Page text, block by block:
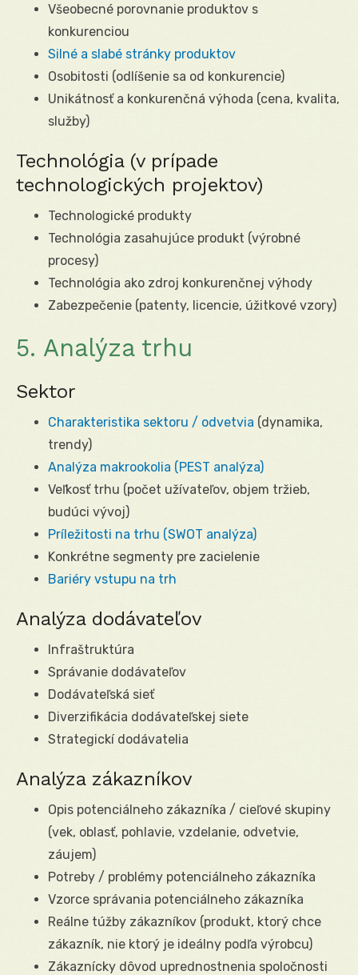
Všeobecné porovnanie produktov s
konkurenciou
Silné a slabé stránky produktov
Osobitosti (odlíšenie sa od konkurencie)
Unikátnosť a konkurenčná výhoda (cena, kvalita,
služby)
Technológia (v prípade
technologických projektov)
Technologické produkty
Technológia zasahujúce produkt (výrobné
procesy)
Technológia ako zdroj konkurenčnej výhody
Zabezpečenie (patenty, licencie, úžitkové vzory)
5. Analýza trhu
Sektor
Charakteristika sektoru / odvetvia (dynamika,
trendy)
Analýza makrookolia (PEST analýza)
Veľkosť trhu (počet užívateľov, objem tržieb,
budúci vývoj)
Príležitosti na trhu (SWOT analýza)
Konkrétne segmenty pre zacielenie
Bariéry vstupu na trh
Analýza dodávateľov
Infraštruktúra
Správanie dodávateľov
Dodávateľská sieť
Diverzifikácia dodávateľskej siete
Strategickí dodávatelia
Analýza zákazníkov
Opis potenciálneho zákazníka / cieľové skupiny
(vek, oblasť, pohlavie, vzdelanie, odvetvie,
záujem)
Potreby / problémy potenciálneho zákazníka
Vzorce správania potenciálneho zákazníka
Reálne túžby zákazníkov (produkt, ktorý chce
zákazník, nie ktorý je ideálny podľa výrobcu)
Zákaznícky dôvod uprednostnenia spoločnosti